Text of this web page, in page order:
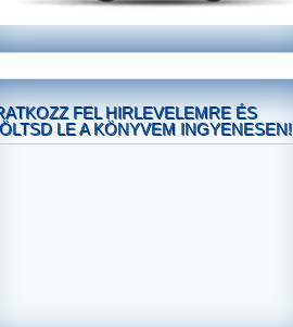
FEL HIRLEVELEMRE ÉS
LE A KÖNYVEM INGYENESEN!